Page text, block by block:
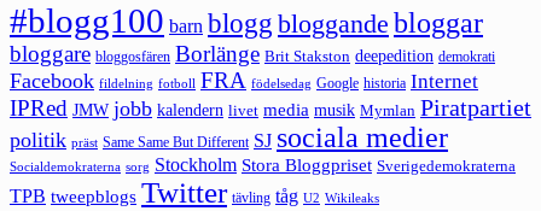
#blogg100 barn blogg bloggande bloggar
bloggare bloggosfären Borlänge Brit Stakston deepedition demokrati
Facebook fildelning fotboll FRA födelsedag Google historia Internet
IPRed JMW jobb kalendern livet media musik Mymlan Piratpartiet
politik präst Same Same But Different SJ sociala medier
Socialdemokraterna sorg Stockholm Stora Bloggpriset Sverigedemokraterna
TPB tweepblogs Twitter tävling tåg U2 Wikileaks